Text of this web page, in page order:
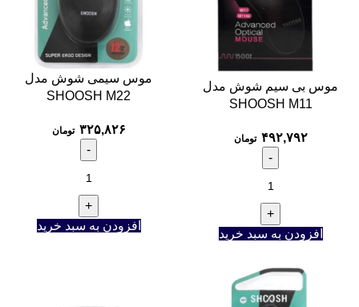
موس بی سیم شوش مدل
SHOOSH M11
۴۹۲,۷۹۲ تومان
افزودن به سبد خرید
موس سیمی شوش مدل
SHOOSH M22
۳۲۵,۸۲۶ تومان
افزودن به سبد خرید